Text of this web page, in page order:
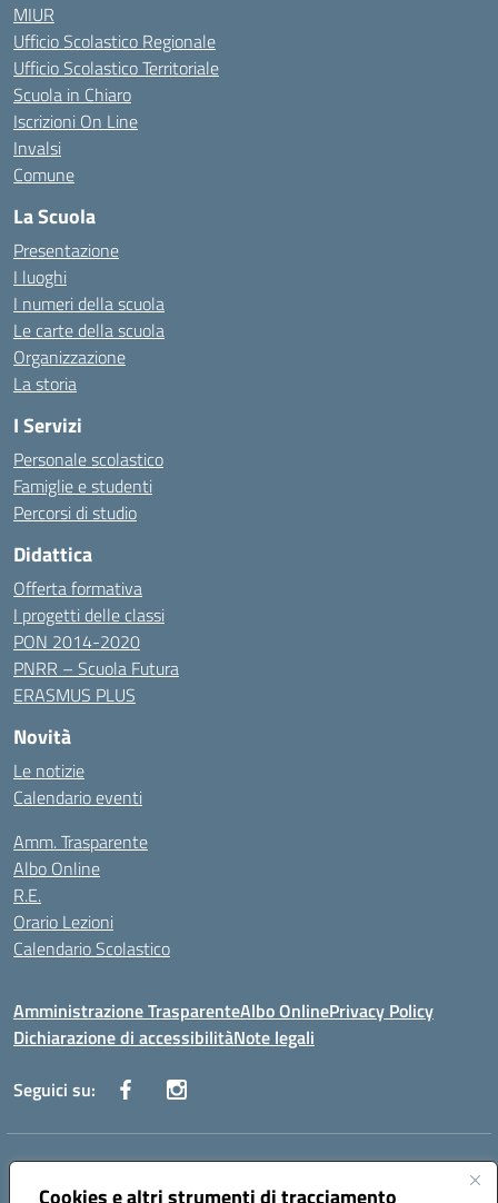
Cookies e altri strumenti di tracciamento
MIUR
Ufficio Scolastico Regionale
Ufficio Scolastico Territoriale
Scuola in Chiaro
Iscrizioni On Line
Invalsi
Comune
La Scuola
Presentazione
I luoghi
I numeri della scuola
Le carte della scuola
Organizzazione
La storia
I Servizi
Personale scolastico
Famiglie e studenti
Percorsi di studio
Didattica
Offerta formativa
I progetti delle classi
PON 2014-2020
PNRR – Scuola Futura
ERASMUS PLUS
Novità
Le notizie
Calendario eventi
Amm. Trasparente
Albo Online
R.E.
Orario Lezioni
Calendario Scolastico
Amministrazione TrasparenteAlbo OnlinePrivacy Policy
Dichiarazione di accessibilitàNote legali
Seguici su:
Indirizzo:Via Vecchini n. 2, Ancona 60123 - Via M. Marini n. 33, Ancona
60129